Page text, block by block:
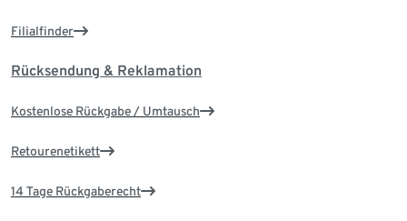
Filialfinder
Rücksendung & Reklamation
Kostenlose Rückgabe / Umtausch
Retourenetikett
14 Tage Rückgaberecht